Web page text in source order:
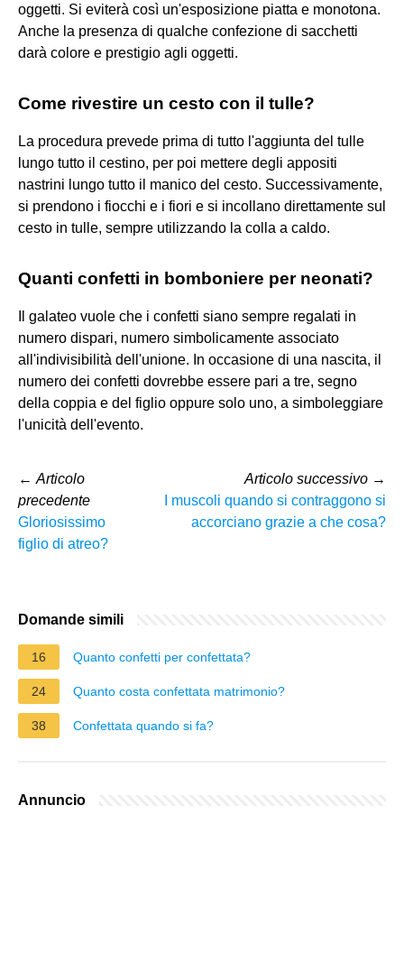
oggetti. Si eviterà così un'esposizione piatta e monotona.
Anche la presenza di qualche confezione di sacchetti
darà colore e prestigio agli oggetti.
Come rivestire un cesto con il tulle?
La procedura prevede prima di tutto l'aggiunta del tulle
lungo tutto il cestino, per poi mettere degli appositi
nastrini lungo tutto il manico del cesto. Successivamente,
si prendono i fiocchi e i fiori e si incollano direttamente sul
cesto in tulle, sempre utilizzando la colla a caldo.
Quanti confetti in bomboniere per neonati?
Il galateo vuole che i confetti siano sempre regalati in
numero dispari, numero simbolicamente associato
all'indivisibilità dell'unione. In occasione di una nascita, il
numero dei confetti dovrebbe essere pari a tre, segno
della coppia e del figlio oppure solo uno, a simboleggiare
l'unicità dell'evento.
← Articolo
precedente
Gloriosissimo
figlio di atreo?
Articolo successivo →
I muscoli quando si contraggono si
accorciano grazie a che cosa?
Domande simili
16 Quanto confetti per confettata?
24 Quanto costa confettata matrimonio?
38 Confettata quando si fa?
Annuncio